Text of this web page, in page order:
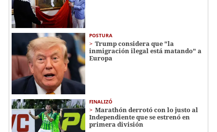
POSTURA
Trump considera que "la
inmigración ilegal está matando" a
Europa
FINALIZÓ
Marathón derrotó con lo justo al
Independiente que se estrenó en
primera división